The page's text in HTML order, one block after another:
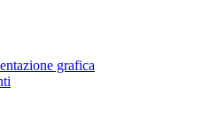
grafica